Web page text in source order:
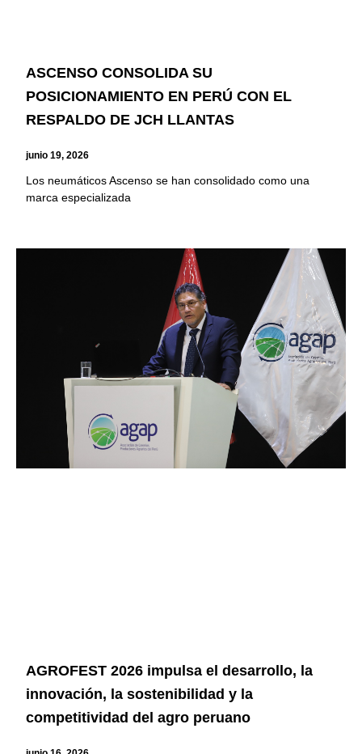
ASCENSO CONSOLIDA SU
POSICIONAMIENTO EN PERÚ CON EL
RESPALDO DE JCH LLANTAS
junio 19, 2026
Los neumáticos Ascenso se han consolidado como una
marca especializada
AGROFEST 2026 impulsa el desarrollo, la
innovación, la sostenibilidad y la
competitividad del agro peruano